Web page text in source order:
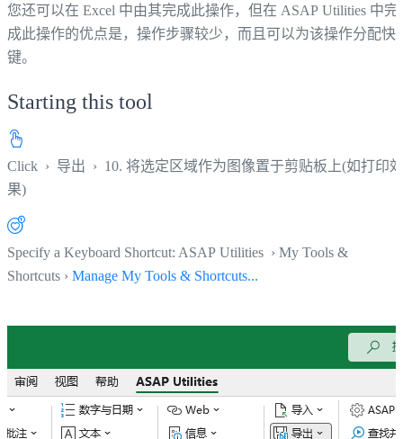
您还可以在 Excel 中由其完成此操作，但在 ASAP Utilities 中完
成此操作的优点是，操作步骤较少，而且可以为该操作分配快
键。
Starting this tool
Click › 导出 › 10. 将选定区域作为图像置于剪贴板上(如打印效
果)
Specify a Keyboard Shortcut: ASAP Utilities › My Tools &
Shortcuts › Manage My Tools & Shortcuts...